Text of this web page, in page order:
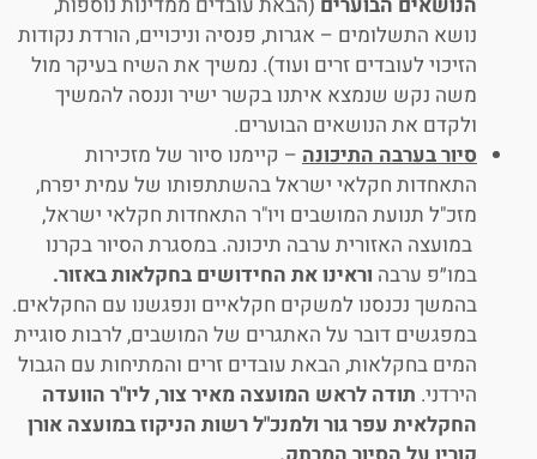
נושא התשלומים – אגרות, פנסיה וניכויים, הורדת נקודות
הזיכוי לעובדים זרים ועוד). נמשיך את השיח בעיקר מול
משה נקש שנמצא איתנו בקשר ישיר וננסה להמשיך
ולקדם את הנושאים הבוערים.
סיור בערבה התיכונה – קיימנו סיור של מזכירות
התאחדות חקלאי ישראל בהשתתפותו של עמית יפרח,
מזכ"ל תנועת המושבים ויו"ר התאחדות חקלאי ישראל,
במועצה האזורית ערבה תיכונה. במסגרת הסיור בקרנו
במו״פ ערבה וראינו את החידושים בחקלאות באזור.
בהמשך נכנסנו למשקים חקלאיים ונפגשנו עם החקלאים.
במפגשים דובר על האתגרים של המושבים, לרבות סוגיית
המים בחקלאות, הבאת עובדים זרים והמתיחות עם הגבול
הירדני. תודה לראש המועצה מאיר צור, ליו"ר הוועדה
החקלאית עפר גור ולמנכ"ל רשות הניקוז במועצה אורן